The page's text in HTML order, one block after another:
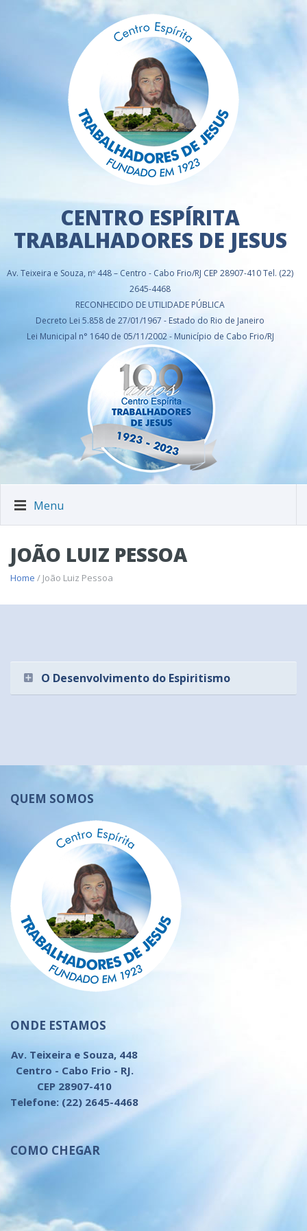
CENTRO ESPÍRITA
TRABALHADORES DE JESUS
Av. Teixeira e Souza, nº 448 – Centro - Cabo Frio/RJ CEP 28907-410 Tel. (22)
2645-4468
RECONHECIDO DE UTILIDADE PÚBLICA
Decreto Lei 5.858 de 27/01/1967 - Estado do Rio de Janeiro
Lei Municipal n° 1640 de 05/11/2002 - Município de Cabo Frio/RJ
Menu
JOÃO LUIZ PESSOA
Home / João Luiz Pessoa
O Desenvolvimento do Espiritismo
QUEM SOMOS
ONDE ESTAMOS
Av. Teixeira e Souza, 448
Centro - Cabo Frio - RJ.
CEP 28907-410
Telefone: (22) 2645-4468
COMO CHEGAR